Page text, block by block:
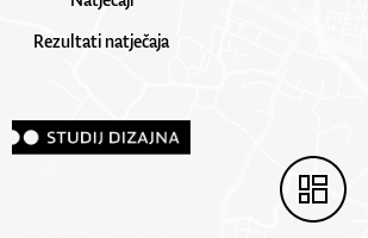
Rezultati natječaja